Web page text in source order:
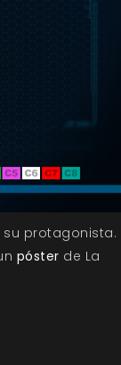
protagonista.
póster de La